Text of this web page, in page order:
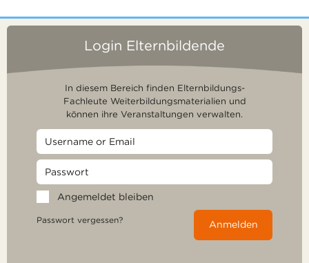
Login Elternbildende
In diesem Bereich finden Elternbildungs-
Fachleute Weiterbildungsmaterialien und
können ihre Veranstaltungen verwalten.
Angemeldet bleiben
Passwort vergessen? Anmelden